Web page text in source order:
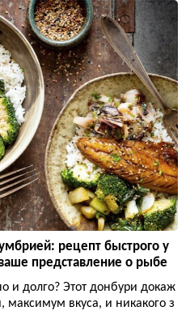
рецепт быстрого у
представление о рыбе
и долго? Этот донбури докаж
вкуса, и никакого з